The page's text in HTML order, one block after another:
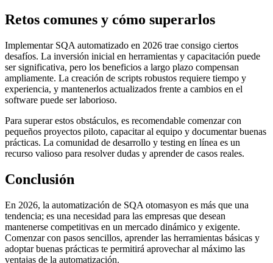
Retos comunes y cómo superarlos
Implementar SQA automatizado en 2026 trae consigo ciertos
desafíos. La inversión inicial en herramientas y capacitación puede
ser significativa, pero los beneficios a largo plazo compensan
ampliamente. La creación de scripts robustos requiere tiempo y
experiencia, y mantenerlos actualizados frente a cambios en el
software puede ser laborioso.
Para superar estos obstáculos, es recomendable comenzar con
pequeños proyectos piloto, capacitar al equipo y documentar buenas
prácticas. La comunidad de desarrollo y testing en línea es un
recurso valioso para resolver dudas y aprender de casos reales.
Conclusión
En 2026, la automatización de SQA otomasyon es más que una
tendencia; es una necesidad para las empresas que desean
mantenerse competitivas en un mercado dinámico y exigente.
Comenzar con pasos sencillos, aprender las herramientas básicas y
adoptar buenas prácticas te permitirá aprovechar al máximo las
ventajas de la automatización.